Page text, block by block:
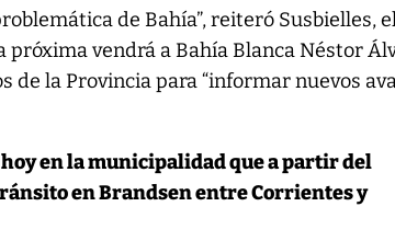
de Bahía”, reiteró Susbielles,
vendrá a Bahía Blanca Néstor
de la Provincia para “informar nuevos
en la municipalidad que a partir del
en Brandsen entre Corrientes y